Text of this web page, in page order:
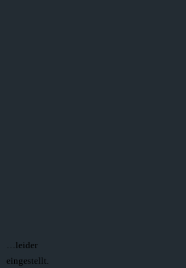
…leider
eingestellt.